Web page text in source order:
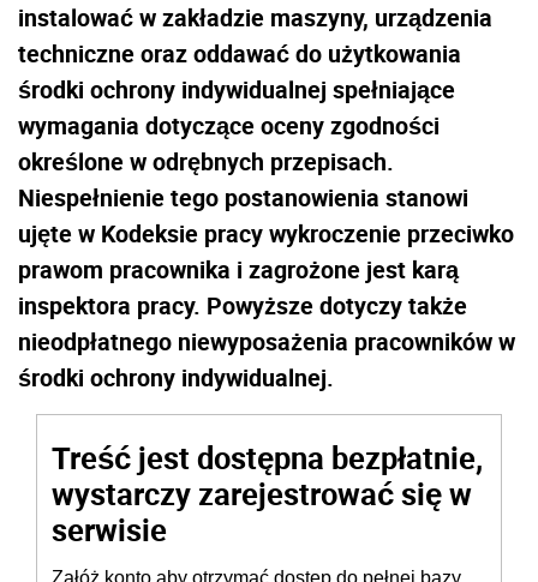
instalować w zakładzie maszyny, urządzenia
techniczne oraz oddawać do użytkowania
środki ochrony indywidualnej spełniające
wymagania dotyczące oceny zgodności
określone w odrębnych przepisach.
Niespełnienie tego postanowienia stanowi
ujęte w Kodeksie pracy wykroczenie przeciwko
prawom pracownika i zagrożone jest karą
inspektora pracy. Powyższe dotyczy także
nieodpłatnego niewyposażenia pracowników w
środki ochrony indywidualnej.
Treść jest dostępna bezpłatnie,
wystarczy zarejestrować się w
serwisie